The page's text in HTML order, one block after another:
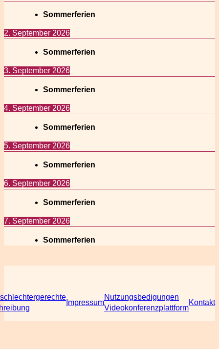
Sommerferien
2. September 2026
Sommerferien
3. September 2026
Sommerferien
4. September 2026
Sommerferien
5. September 2026
Sommerferien
6. September 2026
Sommerferien
7. September 2026
Sommerferien
Impressum
Nutzungsbedigungen
Videokonferenzplattform
Kontakt